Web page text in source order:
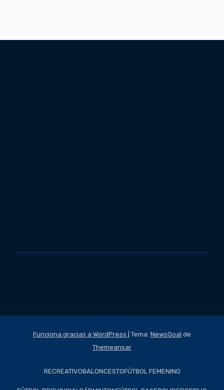
Funciona gracias a WordPress Tema: NewsGoal de
Themeansar
RECREATIVOBALONCESTOFÚTBOL FEMENINO